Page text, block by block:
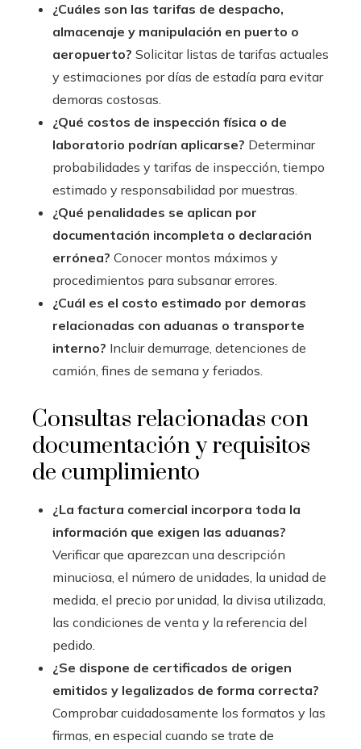
¿Cuáles son las tarifas de despacho,
almacenaje y manipulación en puerto o
aeropuerto? Solicitar listas de tarifas actuales
y estimaciones por días de estadía para evitar
demoras costosas.
¿Qué costos de inspección física o de
laboratorio podrían aplicarse? Determinar
probabilidades y tarifas de inspección, tiempo
estimado y responsabilidad por muestras.
¿Qué penalidades se aplican por
documentación incompleta o declaración
errónea? Conocer montos máximos y
procedimientos para subsanar errores.
¿Cuál es el costo estimado por demoras
relacionadas con aduanas o transporte
interno? Incluir demurrage, detenciones de
camión, fines de semana y feriados.
Consultas relacionadas con
documentación y requisitos
de cumplimiento
¿La factura comercial incorpora toda la
información que exigen las aduanas?
Verificar que aparezcan una descripción
minuciosa, el número de unidades, la unidad de
medida, el precio por unidad, la divisa utilizada,
las condiciones de venta y la referencia del
pedido.
¿Se dispone de certificados de origen
emitidos y legalizados de forma correcta?
Comprobar cuidadosamente los formatos y las
firmas, en especial cuando se trate de